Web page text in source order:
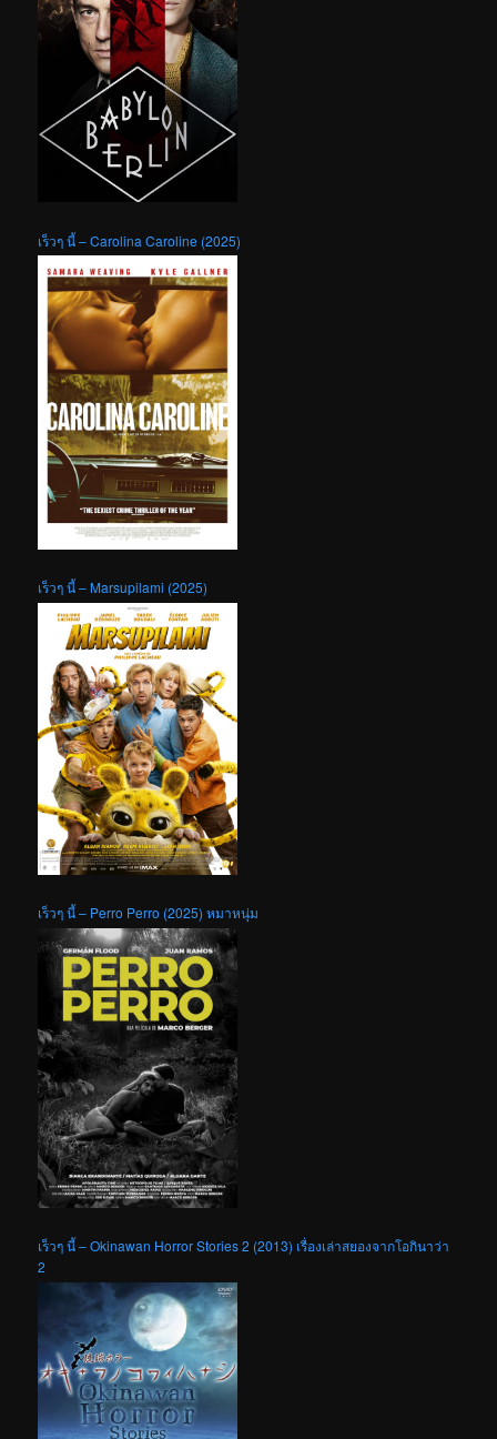
เร็วๆ นี้ – Carolina Caroline (2025)
เร็วๆ นี้ – Marsupilami (2025)
เร็วๆ นี้ – Perro Perro (2025) หมาหนุ่ม
เร็วๆ นี้ – Okinawan Horror Stories 2 (2013) เรื่องเล่าสยองจากโอกินาว่า
2